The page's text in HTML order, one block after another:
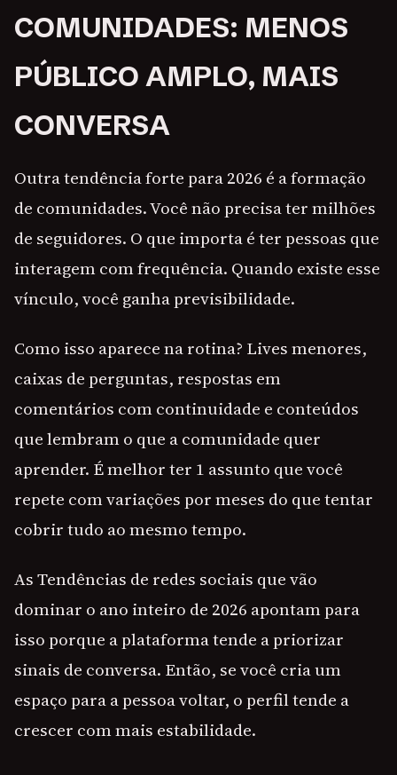
COMUNIDADES: MENOS
PÚBLICO AMPLO, MAIS
CONVERSA
Outra tendência forte para 2026 é a formação
de comunidades. Você não precisa ter milhões
de seguidores. O que importa é ter pessoas que
interagem com frequência. Quando existe esse
vínculo, você ganha previsibilidade.
Como isso aparece na rotina? Lives menores,
caixas de perguntas, respostas em
comentários com continuidade e conteúdos
que lembram o que a comunidade quer
aprender. É melhor ter 1 assunto que você
repete com variações por meses do que tentar
cobrir tudo ao mesmo tempo.
As Tendências de redes sociais que vão
dominar o ano inteiro de 2026 apontam para
isso porque a plataforma tende a priorizar
sinais de conversa. Então, se você cria um
espaço para a pessoa voltar, o perfil tende a
crescer com mais estabilidade.